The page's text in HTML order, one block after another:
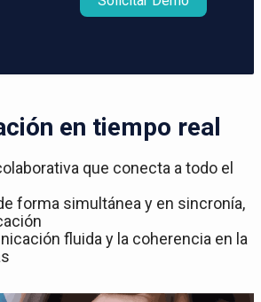
en tiempo real
que conecta a todo el
forma simultánea y en sincronía,
fluida y la coherencia en la